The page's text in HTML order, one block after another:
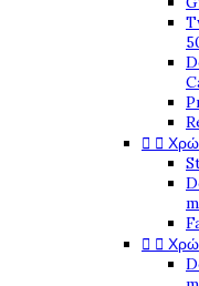
 
 